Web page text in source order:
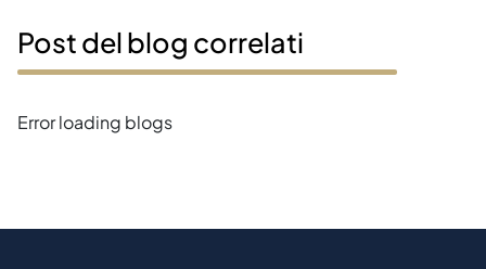
Post del blog correlati
Error loading blogs